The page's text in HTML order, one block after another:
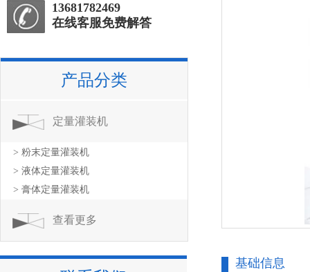
基础信息
13681782469
在线客服免费解答
产品分类
定量灌装机
> 粉末定量灌装机
> 液体定量灌装机
> 膏体定量灌装机
查看更多